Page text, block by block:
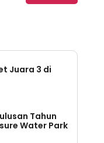
Juara 3 di
Tahun
Water Park